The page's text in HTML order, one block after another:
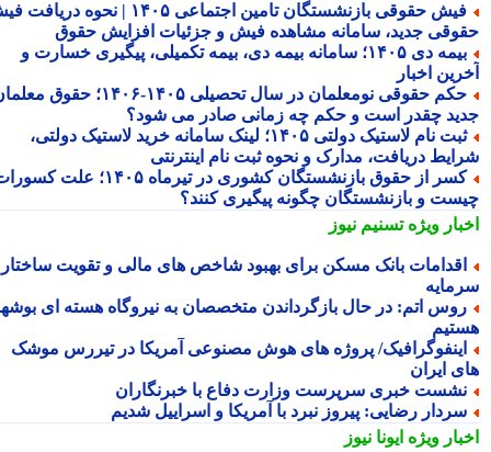
فیش حقوقی بازنشستگان تامین اجتماعی ۱۴۰۵ | نحوه دریافت فیش
جدید، سامانه مشاهده فیش و جزئیات افزایش حقوق
بیمه دی ۱۴۰۵؛ سامانه بیمه دی، بیمه تکمیلی، پیگیری خسارت و
اخبار
حکم حقوقی نومعلمان در سال تحصیلی ۱۴۰۵-۱۴۰۶؛ حقوق معلمان
چقدر است و حکم چه زمانی صادر می شود؟
ثبت نام لاستیک دولتی ۱۴۰۵؛ لینک سامانه خرید لاستیک دولتی،
دریافت، مدارک و نحوه ثبت نام اینترنتی
کسر از حقوق بازنشستگان کشوری در تیرماه ۱۴۰۵؛ علت کسورات
و بازنشستگان چگونه پیگیری کنند؟
ویژهتسنیم نیوز
بانک مسکن برای بهبود شاخص های مالی و تقویت ساختار
اتم: در حال بازگرداندن متخصصان به نیروگاه هسته ای بوشهر
پروژه های هوش مصنوعی آمریکا در تیررس موشک
ایران
خبری سرپرست وزارت دفاع با خبرنگاران
رضایی: پیروز نبرد با آمریکا و اسراییل شدیم
ویژهایونا نیوز